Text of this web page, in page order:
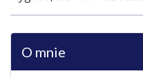
O mnie